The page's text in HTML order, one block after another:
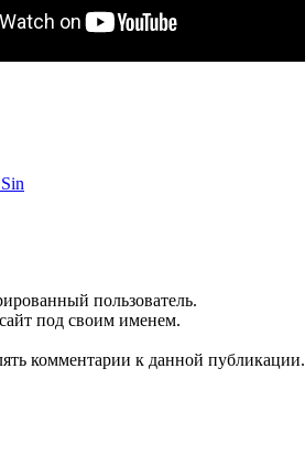
пользователь.
под своим именем.
комментарии к данной публикации.